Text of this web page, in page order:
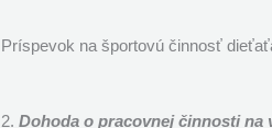
Príspevok na športovú činnosť
2.Dohoda o pracovnej činnosti na